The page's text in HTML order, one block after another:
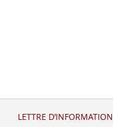
LETTRE D’INFORMATION